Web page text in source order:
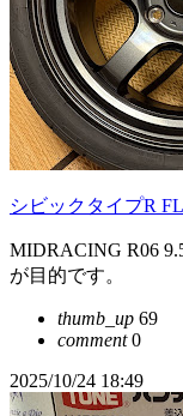
シビックタイプR
MIDRACING R06
が目的です。
thumb_up 69
comment0
2025/10/24 18:49